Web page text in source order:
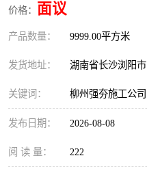
价格： 面议
产品数量： 9999.00平方米
发货地址： 湖南省长沙浏阳市
关键词： 柳州强夯施工公司
发布日期： 2026-08-08
阅 读 量： 222